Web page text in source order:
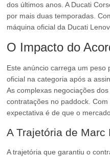
dos últimos anos. A Ducati
por mais duas temporadas.
máquina oficial da Ducati
O Impacto do
Este anúncio carrega um
oficial na categoria após a
As complexas negociações
contratações no paddock.
expectativa é de que o
A Trajetória de Marc
A trajetória que garantiu o